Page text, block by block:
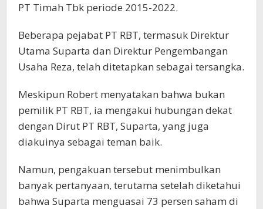
PT Timah Tbk periode 2015-2022.
Beberapa pejabat PT RBT, termasuk Direktur
Utama Suparta dan Direktur Pengembangan
Usaha Reza, telah ditetapkan sebagai tersangka.
Meskipun Robert menyatakan bahwa bukan
pemilik PT RBT, ia mengakui hubungan dekat
dengan Dirut PT RBT, Suparta, yang juga
diakuinya sebagai teman baik.
Namun, pengakuan tersebut menimbulkan
banyak pertanyaan, terutama setelah diketahui
bahwa Suparta menguasai 73 persen saham di